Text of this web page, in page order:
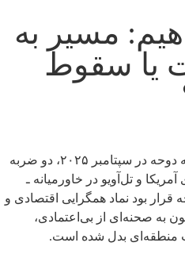
مسیر به
یا سقوط
جنگ غزه و حمله هوایی اسرائیل به دوحه در سپتامبر ۲۰۲۵، دو ضربه
و تل‌آویو در خاورمیانه ـ
قرار بود نماد همگرایی اقتصادی و
به صحنه‌ای از بی‌اعتمادی،
منطقه‌ای بدل شده است.